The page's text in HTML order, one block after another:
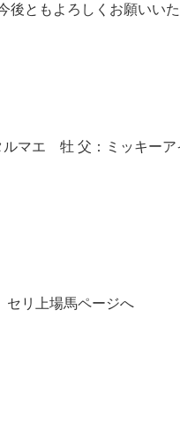
ともよろしくお願いいた
マエ 牡 父：ミッキー
セリ上場馬ページへ